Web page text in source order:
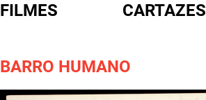
FILMES CARTAZES
BARRO HUMANO